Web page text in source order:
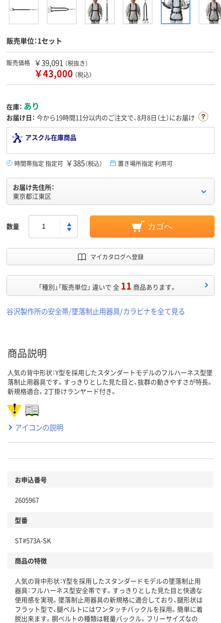
販売単位：1セット
販売価格 ￥39,091 （税抜き）
￥43,000 （税込）
在庫： あり
お届け日： 今から19時間11分以内のご注文で、8月8日（土）にお届け
アスクル在庫商品
時間帯指定 指定可 ￥385（税込） 置き場所指定 利用可
お届け先住所：
東京都江東区
数量 カゴへ
マイカタログへ登録
「種別」「販売単位」 違いで 全 11 商品あります。
谷沢製作所の安全帯/墜落制止用器具/カラビナを全て見る
商品説明
人気の背中形状：Y型を採用したスタンダートモデルのフルハーネス型墜
落制止用器具です。すっきりとした見た目と、抜群の動きやすさが特長。
新規格適合。2丁掛けランヤード付き。
アイコンの説明
お申込番号
2605967
型番
ST#573A-SK
商品の特徴
人気の背中形状：Y型を採用したスタンダードモデルの墜落制止用
器具：フルハーネス型安全帯です。すっきりとした見た目と快適な
使用感を実現。墜落制止用器具の新規格に適合しており、腿形状は
フラット型で、腿ベルトにはワンタッチバックルを採用。簡単に着
脱出来ます。胴ベルトの種類は軽量バックル。フリーサイズなの